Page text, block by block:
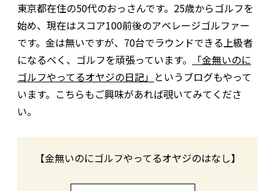
東京都在住の50代のおっさんです。25歳からゴルフを
始め、現在はスコア100前後のアベレージゴルファー
です。金は無いですが、70台でラウンドできる上級者
になるべく、ゴルフを頑張っています。
「金無いのに
ゴルフやってるオヤジの日記」 というブログもやって
います。こちらもご興味があれば覗いてみてくださ
い。
【金無いのにゴルフやってるオヤジのはなし】